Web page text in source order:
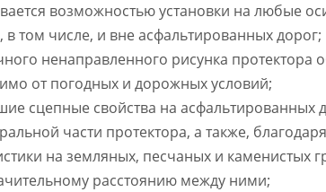
возможностью установки на любые
том числе, и вне асфальтированных дорог;
ненаправленного рисунка протектора
от погодных и дорожных условий;
сцепные свойства на асфальтированных
части протектора, а также,
на земляных, песчаных и каменистых
расстоянию между ними;